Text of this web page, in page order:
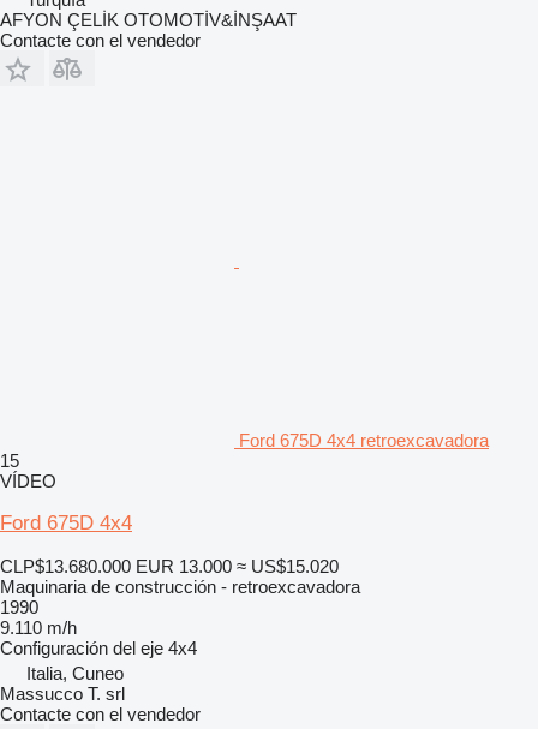
AFYON ÇELİK OTOMOTİV&İNŞAAT
Contacte con el vendedor
Ford 675D 4x4 retroexcavadora
15
VÍDEO
Ford 675D 4x4
CLP$13.680.000 EUR 13.000 ≈ US$15.020
Maquinaria de construcción - retroexcavadora
1990
9.110 m/h
Configuración del eje 4x4
Italia, Cuneo
Massucco T. srl
Contacte con el vendedor